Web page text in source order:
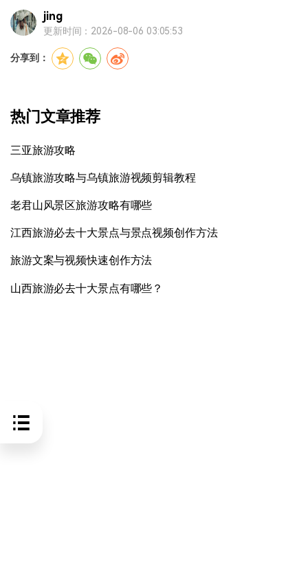
jing
更新时间：2026-08-06 03:05:53
分享到：
热门文章推荐
三亚旅游攻略
乌镇旅游攻略与乌镇旅游视频剪辑教程
老君山风景区旅游攻略有哪些
江西旅游必去十大景点与景点视频创作方法
旅游文案与视频快速创作方法
山西旅游必去十大景点有哪些？